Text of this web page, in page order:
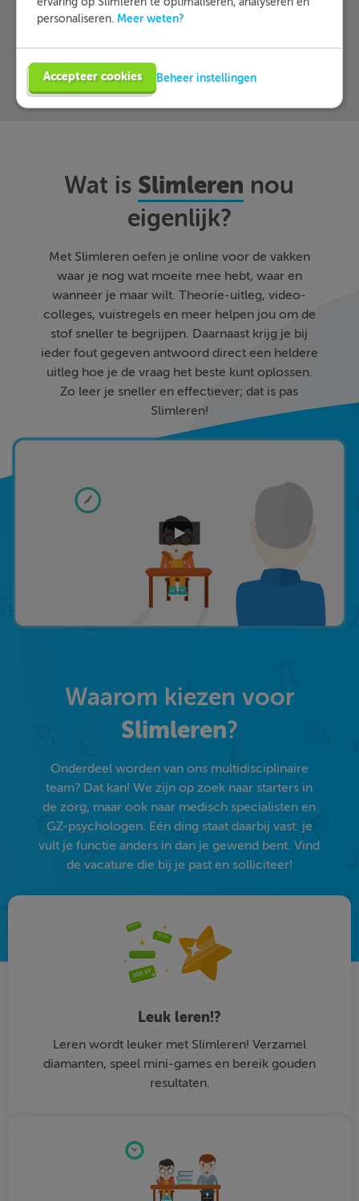
Probeer nu 1 week gratis
Wat is Slimleren nou
eigenlijk?
Met Slimleren oefen je online voor de vakken
waar je nog wat moeite mee hebt, waar en
wanneer je maar wilt. Theorie-uitleg, video-
colleges, vuistregels en meer helpen jou om de
stof sneller te begrijpen. Daarnaast krijg je bij
ieder fout gegeven antwoord direct een heldere
uitleg hoe je de vraag het beste kunt oplossen.
Zo leer je sneller en effectiever; dat is pas
Slimleren!
Waarom kiezen voor
Slimleren?
Onderdeel worden van ons multidisciplinaire
team? Dat kan! We zijn op zoek naar starters in
de zorg, maar ook naar medisch specialisten en
GZ-psychologen. Eén ding staat daarbij vast: je
vult je functie anders in dan je gewend bent. Vind
de vacature die bij je past en solliciteer!
Leuk leren!?
Leren wordt leuker met Slimleren! Verzamel
diamanten, speel mini-games en bereik gouden
resultaten.
personaliseren. Meer weten?
Accepteer cookies Beheer instellingen